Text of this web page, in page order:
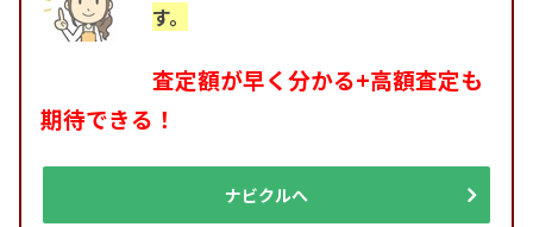
す。
査定額が早く分かる+高額査定も
期待できる！
ナビクルへ